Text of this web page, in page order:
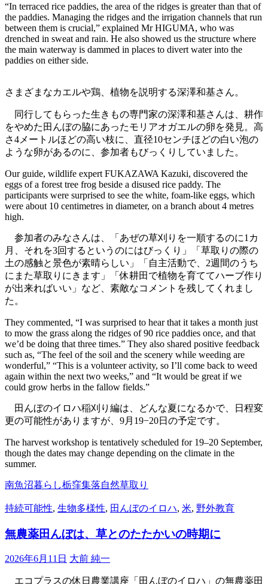
“In terraced rice paddies, the area of the ridges is greater than that of
the paddies. Managing the ridges and the irrigation channels that run
between them is crucial,” explained Mr HIGUMA, who was
drenched in sweat and rain. He also showed us the structure where
the main waterway is dammed in places to divert water into the
paddies on either side.
さまざまなカエルや鶏、植物を説明する深澤和基さん。
同行してもらった生きもの専門家の深澤和基さんは、耕作
をやめた田んぼの脇にあったモリアオガエルの卵を発見。高
さ4メートルほどの高い枝に、直径10センチほどの白い泡の
ような卵があるのに、参加者もびっくりしていました。
Our guide, wildlife expert FUKAZAWA Kazuki, discovered the
eggs of a forest tree frog beside a disused rice paddy. The
participants were surprised to see the white, foam-like eggs, which
were about 10 centimetres in diameter, on a branch about 4 metres
high.
参加者のみなさんは、「あぜの草刈りを一順するのに1カ
月、それを3回するというのにはびっくり」「草取りの際の
土の感触と景色が素晴らしい」「自主活動で、2週間のうち
にまた草取りにきます」「休耕田で植物を育ててハーブ作り
が出来ればいい」など、素敵なコメントを残してくれまし
た。
They commented, “I was surprised to hear that it takes a month just
to mow the grass along the ridges of 90 rice paddies once, and that
we’d be doing that three times.” They also shared positive feedback
such as, “The feel of the soil and the scenery while weeding are
wonderful,” “This is a volunteer activity, so I’ll come back to weed
again within the next two weeks,” and “It would be great if we
could grow herbs in the fallow fields.”
田んぼのイロハ稲刈り編は、どんな夏になるかで、日程変
更の可能性がありますが、9月19−20日の予定です。
The harvest workshop is tentatively scheduled for 19–20 September,
though the dates may change depending on the climate in the
summer.
南魚沼暮らし栃窪集落自然草取り
持続可能性, 生物多様性, 田んぼのイロハ, 米, 野外教育
無農薬田んぼは、草とのたたかいの時期に
2026年6月11日 大前 純一
エコプラスの休日農業講座「田んぼのイロハ」の無農薬田